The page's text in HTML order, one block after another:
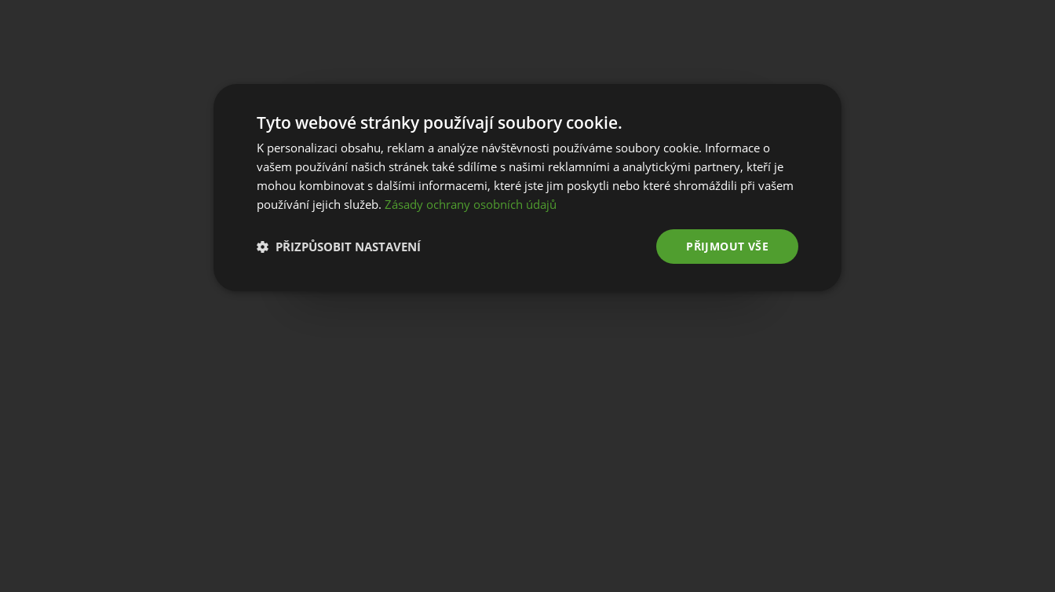
Notice
For European orders outside Slovakia and Czech Republic, please use our
European website.
Go to European website
Tyto webové stránky používají soubory cookie.
K personalizaci obsahu, reklam a analýze návštěvnosti používáme soubory cookie. Informace o
vašem používání našich stránek také sdílíme s našimi reklamními a analytickými partnery, kteří je
mohou kombinovat s dalšími informacemi, které jste jim poskytli nebo které shromáždili při vašem
používání jejich služeb. Zásady ochrany osobních údajů
PŘIJMOUT VŠE
PŘIZPŮSOBIT NASTAVENÍ